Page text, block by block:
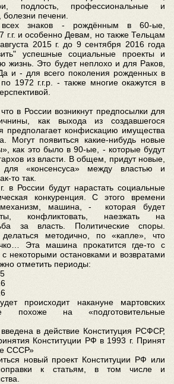
подлость, профессиональные и
печени.
всех знаков - рождённым в 60-ые,
г.г. и особенно Девам, но также Тельцам
2015 г. до 9 сентября 2016 года
успешные социальные проекты и
жизнь. Это будет неплохо и для Раков,
и - для всего поколения рожденных в
1972 г.г.р. - также многие окажутся в
в России возникнут предпосылки для
как выхода из создавшегося
предполагает конфискацию имущества
Могут появиться какие-нибудь новые
как это было в 90-ые, - которые будут
из власти. В общем, придут новые,
«консенсуса» между властью и
то так.
в России будут нарастать социальные
конкуренция. С этого времени
механизм, машина, - которая будет
конфликтовать, наезжать на
за власть. Политические споры.
методично, по «капле», что
Эта машина прокатится где-то с
некоторыми остановками и возвратами
отметить периоды:
происходит накануне мартовских
похоже на «подготовительные
в действие Конституция РСФСР,
Конституции РФ в 1993 г. Принят
СССР»
новый проект Конституции РФ или
к статьям, в том числе и